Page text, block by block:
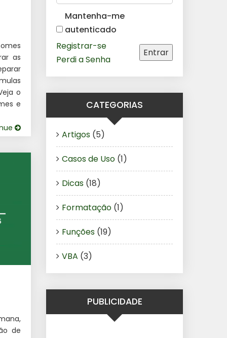
as
o
e
de
Mantenha-me
autenticado
Entrar
Registrar-se
Perdi a Senha
CATEGORIAS
Artigos (5)
Casos de Uso (1)
Dicas (18)
Formatação (1)
Funções (19)
VBA (3)
PUBLICIDADE